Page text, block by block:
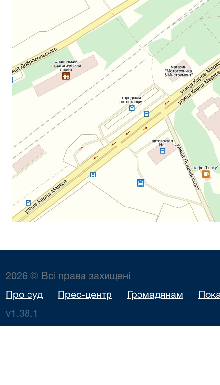
2026 © Всі права захищені
Про суд Прес-центр Громадянам
v1.38.1